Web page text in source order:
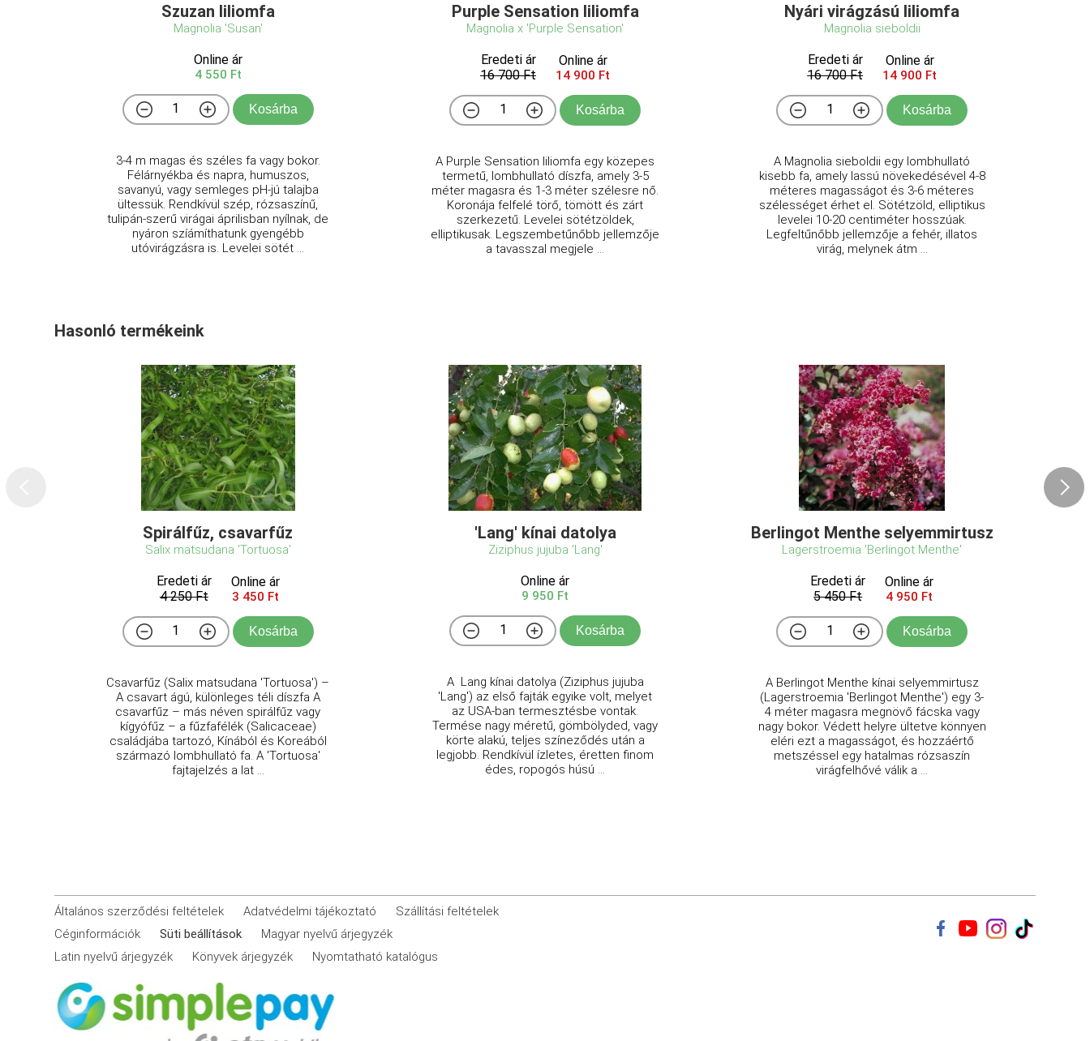
Szuzan liliomfa
Magnolia 'Susan'
Online ár
4 550 Ft
Kosárba
3-4 m magas és széles fa vagy bokor.
Félárnyékba és napra, humuszos,
savanyú, vagy semleges pH-jú talajba
ültessük. Rendkívül szép, rózsaszínű,
tulipán-szerű virágai áprilisban nyílnak, de
nyáron szíámíthatunk gyengébb
utóvirágzásra is. Levelei sötét ...
Purple Sensation liliomfa
Magnolia x 'Purple Sensation'
Eredeti ár
16 700 Ft
Online ár
14 900 Ft
Kosárba
A Purple Sensation liliomfa egy közepes
termetű, lombhullató díszfa, amely 3-5
méter magasra és 1-3 méter szélesre nő.
Koronája felfelé törő, tömött és zárt
szerkezetű. Levelei sötétzöldek,
elliptikusak. Legszembetűnőbb jellemzője
a tavasszal megjele ...
Nyári virágzású liliomfa
Magnolia sieboldii
Eredeti ár
16 700 Ft
Online ár
14 900 Ft
Kosárba
A Magnolia sieboldii egy lombhullató
kisebb fa, amely lassú növekedésével 4-8
méteres magasságot és 3-6 méteres
szélességet érhet el. Sötétzöld, elliptikus
levelei 10-20 centiméter hosszúak.
Legfeltűnőbb jellemzője a fehér, illatos
virág, melynek átm ...
Hasonló termékeink
Spirálfűz, csavarfűz
Salix matsudana 'Tortuosa'
Eredeti ár
4 250 Ft
Online ár
3 450 Ft
Kosárba
Csavarfűz (Salix matsudana 'Tortuosa') –
A csavart ágú, különleges téli díszfa A
csavarfűz – más néven spirálfűz vagy
kígyófűz – a fűzfafélék (Salicaceae)
családjába tartozó, Kínából és Koreából
származó lombhullató fa. A 'Tortuosa'
fajtajelzés a lat ...
'Lang' kínai datolya
Ziziphus jujuba 'Lang'
Online ár
9 950 Ft
Kosárba
A Lang kínai datolya (Ziziphus jujuba
'Lang') az első fajták egyike volt, melyet
az USA-ban termesztésbe vontak.
Termése nagy méretű, gömbölyded, vagy
körte alakú, teljes színeződés után a
legjobb. Rendkívül ízletes, éretten finom
édes, ropogós húsú ...
Berlingot Menthe selyemmirtusz
Lagerstroemia 'Berlingot Menthe'
Eredeti ár
5 450 Ft
Online ár
4 950 Ft
Kosárba
A Berlingot Menthe kínai selyemmirtusz
(Lagerstroemia 'Berlingot Menthe') egy 3-
4 méter magasra megnövő fácska vagy
nagy bokor. Védett helyre ültetve könnyen
eléri ezt a magasságot, és hozzáértő
metszéssel egy hatalmas rózsaszín
virágfelhővé válik a ...
Általános szerződési feltételek Adatvédelmi tájékoztató
Szállítási feltételek
Céginformációk
Süti beállítások
Magyar nyelvű árjegyzék
Latin nyelvű árjegyzék
Könyvek árjegyzék Nyomtatható katalógus